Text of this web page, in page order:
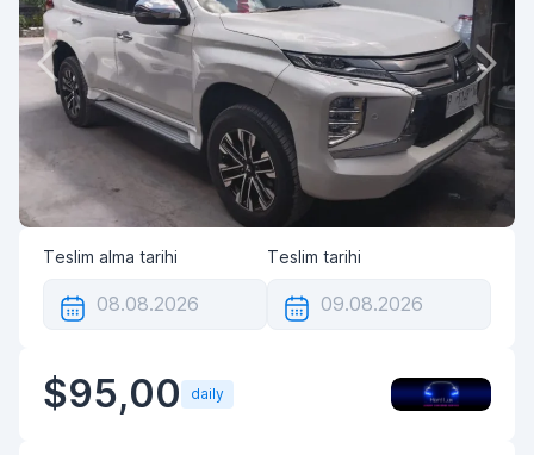
Teslim alma tarihi Teslim tarihi
$95,00 daily